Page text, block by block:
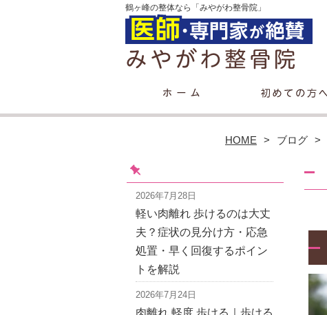
鶴ヶ峰の整体なら「みやがわ整骨院」
HOME ブログ
2026年7月28日
軽い肉離れ 歩けるのは大丈
夫？症状の見分け方・応急
処置・早く回復するポイン
トを解説
2026年7月24日
肉離れ 軽度 歩ける｜歩ける